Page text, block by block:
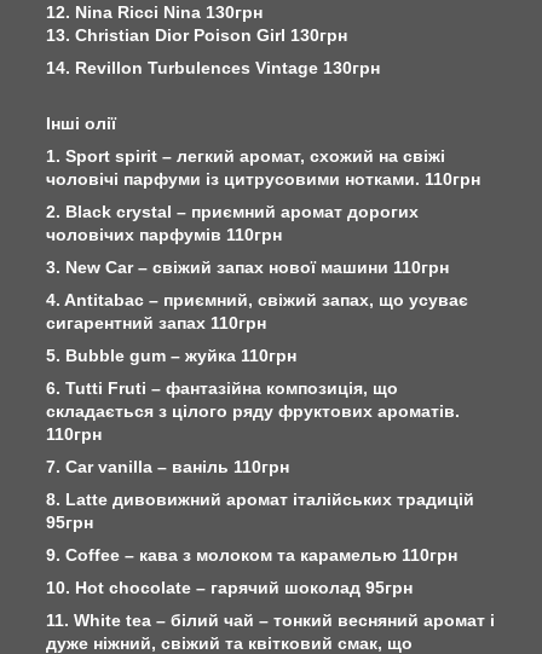
12. Nina Ricci Nina 130грн
13. Christian Dior Poison Girl 130грн
14. Revillon Turbulences Vintage 130грн
Інші олії
1. Sport spirit – легкий аромат, схожий на свіжі
чоловічі парфуми із цитрусовими нотками. 110грн
2. Black crystal – приємний аромат дорогих
чоловічих парфумів 110грн
3. New Car – свіжий запах нової машини 110грн
4. Antitabac – приємний, свіжий запах, що усуває
сигарентний запах 110грн
5. Bubble gum – жуйка 110грн
6. Tutti Fruti – фантазійна композиція, що
складається з цілого ряду фруктових ароматів.
110грн
7. Car vanilla – ваніль 110грн
8. Latte дивовижний аромат італійських традицій
95грн
9. Сoffee – кава з молоком та карамелью 110грн
10. Hot chocolate – гарячий шоколад 95грн
11. White tea – білий чай – тонкий весняний аромат і
дуже ніжний, свіжий та квітковий смак, що